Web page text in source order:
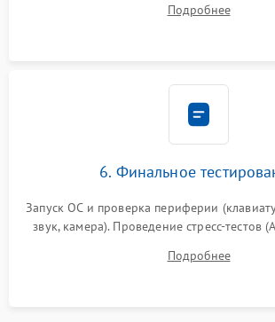
шлейфов, модулей памяти и накопителей.
Подробнее
6. Финальное
Запуск ОС и проверка периферии
звук, камера). Проведение стресс-тестов
для контроля температурного режима и
системы под пиковой
Подробнее